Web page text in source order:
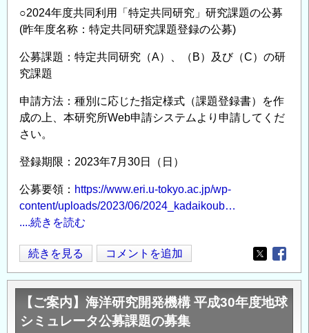
○2024年度共同利用「特定共同研究」研究課題の公募
(昨年度名称：特定共同研究課題登録の公募)
公募課題：特定共同研究（A）、（B）及び（C）の研
究課題
申請方法：種別に応じた指定様式（課題登録書）を作
成の上、本研究所Web申請システムより申請してくだ
さい。
登録期限：2023年7月30日（日）
公募要領： https://www.eri.u-tokyo.ac.jp/wp-
content/uploads/2023/06/2024_kadaikoub…
....続きを読む
周
知
の
お
願
続きを見る コメントを追加
Opens in
【ご案内】海洋研究開発機構 平成30年度地球
シミュレータ公募課題の募集